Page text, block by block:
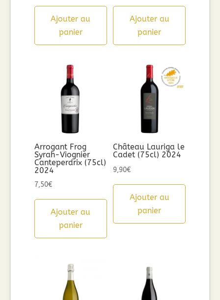
Ajouter au
panier
Ajouter au
panier
Arrogant Frog
Syrah-Viognier
Canteperdrix (75cl)
2024
7,50€
Ajouter au
panier
Château Lauriga le
Cadet (75cl) 2024
9,90€
Ajouter au
panier